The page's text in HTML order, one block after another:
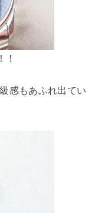
感もあふれ出てい